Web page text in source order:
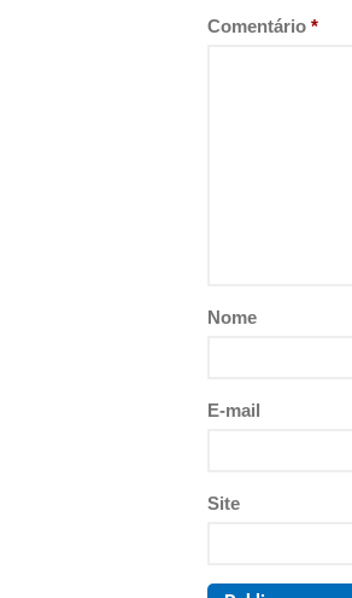
Comentário *
Nome
E-mail
Site